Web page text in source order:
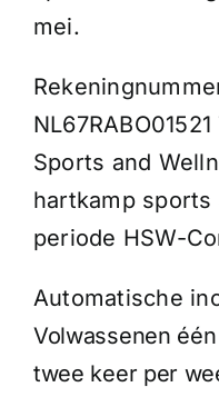
mei.
Sports and
hartkamp
periode HSW-
Automatische
Volwassenen
twee keer per